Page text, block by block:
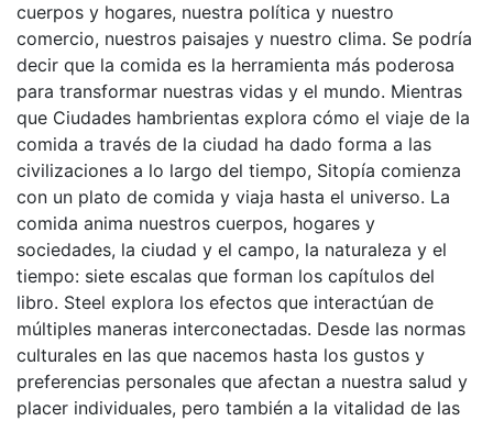
cuerpos y hogares, nuestra política y nuestro
comercio, nuestros paisajes y nuestro clima. Se podría
decir que la comida es la herramienta más poderosa
para transformar nuestras vidas y el mundo. Mientras
que Ciudades hambrientas explora cómo el viaje de la
comida a través de la ciudad ha dado forma a las
civilizaciones a lo largo del tiempo, Sitopía comienza
con un plato de comida y viaja hasta el universo. La
comida anima nuestros cuerpos, hogares y
sociedades, la ciudad y el campo, la naturaleza y el
tiempo: siete escalas que forman los capítulos del
libro. Steel explora los efectos que interactúan de
múltiples maneras interconectadas. Desde las normas
culturales en las que nacemos hasta los gustos y
preferencias personales que afectan a nuestra salud y
placer individuales, pero también a la vitalidad de las